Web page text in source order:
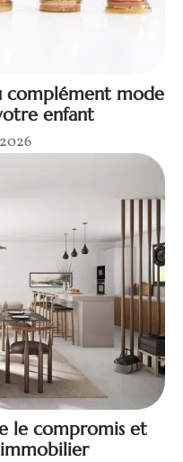
complément mode
enfant
le compromis et